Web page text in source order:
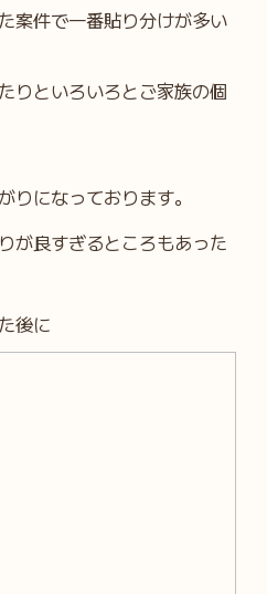
案件で一番貼り分けが多い
りといろいろとご家族の個
りになっております。
が良すぎるところもあった
後に